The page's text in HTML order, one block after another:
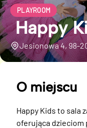
PLAYROOM
Happy
Jesionowa 4, 98-
O miejscu
️Happy Kids to sala
oferująca